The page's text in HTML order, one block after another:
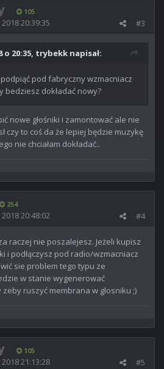
105
#3
20:39:35
o 20:35, trybekk napisał:
podpiąć pod fabryczny wzmacniacz
bedziesz dokładać nowy?
nowe głośniki i zamontować ale nie
czy to coś da że lepiej będzie muzykę
nie chciałam dokładać..
254
#4
20:48:02
raczej nie poszalejesz. Jeżeli kupisz
i podłączysz pod radio/wzmacniacz
sie problem tego typu ze
w stanie wygenerować
ruszyć membrana w glosniku ;)
105
#5
21:13:28